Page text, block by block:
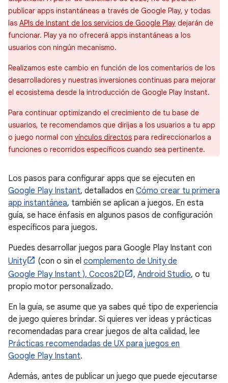
publicar apps instantáneas a través de Google Play, y todas
las APIs de Instant de los servicios de Google Play dejarán de
funcionar. Play ya no ofrecerá apps instantáneas a los
usuarios con ningún mecanismo.
Realizamos este cambio en función de los comentarios de los
desarrolladores y nuestras inversiones continuas para mejorar
el ecosistema desde la introducción de Google Play Instant.
Para continuar optimizando el crecimiento de tu base de
usuarios, te recomendamos que dirijas a los usuarios a tu app
o juego normal con vínculos directos para redireccionarlos a
funciones o recorridos específicos cuando sea pertinente.
Los pasos para configurar apps que se ejecuten en
Google Play Instant, detallados en Cómo crear tu primera
app instantánea, también se aplican a juegos. En esta
guía, se hace énfasis en algunos pasos de configuración
específicos para juegos.
Puedes desarrollar juegos para Google Play Instant con
Unity
(con o sin el complemento de Unity de
Google Play Instant ), Cocos2D , Android Studio, o tu
propio motor personalizado.
En la guía, se asume que ya sabes qué tipo de experiencia
de juego quieres brindar. Si quieres ver ideas y prácticas
recomendadas para crear juegos de alta calidad, lee
Prácticas recomendadas de UX para juegos en
Google Play Instant.
Además, antes de publicar un juego que puede ejecutarse